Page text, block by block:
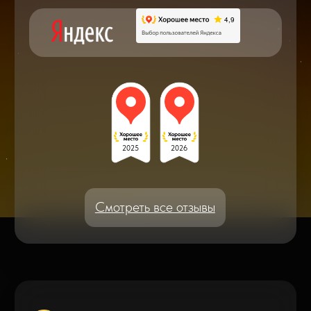
Блог статей - важное,
Дисплейные модули: Отличия, качества
и их характеристики